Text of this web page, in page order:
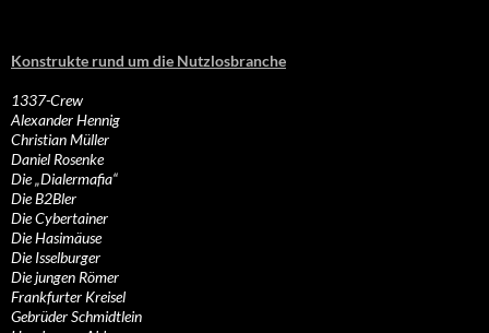
Konstrukte rund um die Nutzlosbranche
1337-Crew
Alexander Hennig
Christian Müller
Daniel Rosenke
Die „Dialermafia“
Die B2Bler
Die Cybertainer
Die Hasimäuse
Die Isselburger
Die jungen Römer
Frankfurter Kreisel
Gebrüder Schmidtlein